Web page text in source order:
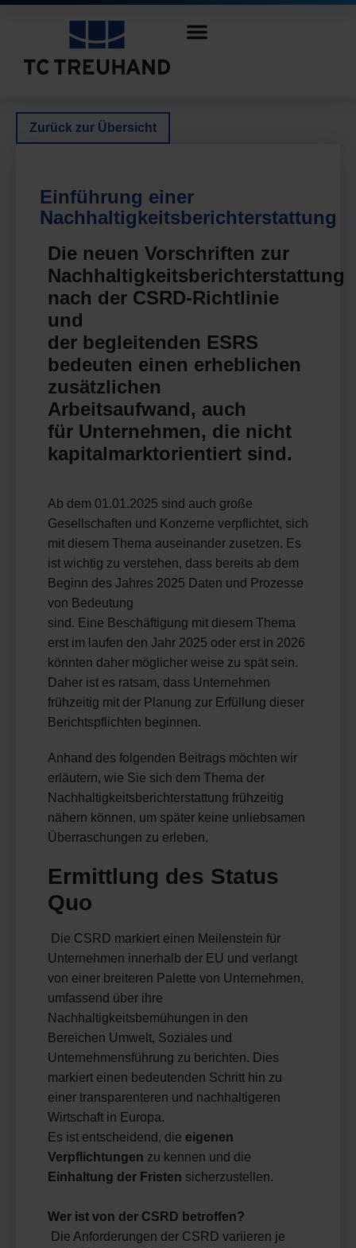
Zurück zur Übersicht
Einführung einer
Nachhaltigkeitsberichterstattung
Die neuen Vorschriften zur
Nachhaltigkeitsberichterstattung
nach der CSRD-Richtlinie
und
der begleitenden ESRS
bedeuten einen erheblichen
zusätzlichen
Arbeitsaufwand, auch
für Unternehmen, die nicht
kapitalmarktorientiert sind.
Ab dem 01.01.2025 sind auch große
Gesellschaften und Konzerne verpflichtet, sich
mit diesem Thema auseinander zusetzen. Es
ist wichtig zu verstehen, dass bereits ab dem
Beginn des Jahres 2025 Daten und Prozesse
von Bedeutung
sind. Eine Beschäftigung mit diesem Thema
erst im laufen den Jahr 2025 oder erst in 2026
könnten daher möglicher weise zu spät sein.
Daher ist es ratsam, dass Unternehmen
frühzeitig mit der Planung zur Erfüllung dieser
Berichtspflichten beginnen.
Anhand des folgenden Beitrags möchten wir
erläutern, wie Sie sich dem Thema der
Nachhaltigkeitsberichterstattung frühzeitig
nähern können, um später keine unliebsamen
Überraschungen zu erleben.
Ermittlung des Status
Quo
Die CSRD markiert einen Meilenstein für
Unternehmen innerhalb der EU und verlangt
von einer breiteren Palette von Unternehmen,
umfassend über ihre
Nachhaltigkeitsbemühungen in den
Bereichen Umwelt, Soziales und
Unternehmensführung zu berichten. Dies
markiert einen bedeutenden Schritt hin zu
einer transparenteren und nachhaltigeren
Wirtschaft in Europa.
Es ist entscheidend, die eigenen
Verpflichtungen zu kennen und die
Einhaltung der Fristen sicherzustellen.
Wer ist von der CSRD betroffen?
Die Anforderungen der CSRD variieren je